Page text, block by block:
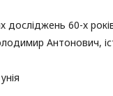
досліджень 60-х
Антонович,